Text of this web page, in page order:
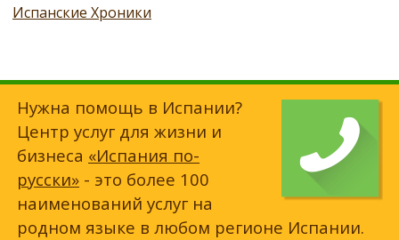
Испанские Хроники
Нужна помощь в Испании?
Центр услуг для жизни и
бизнеса «Испания по-
русски» - это более 100
наименований услуг на
родном языке в любом регионе Испании.